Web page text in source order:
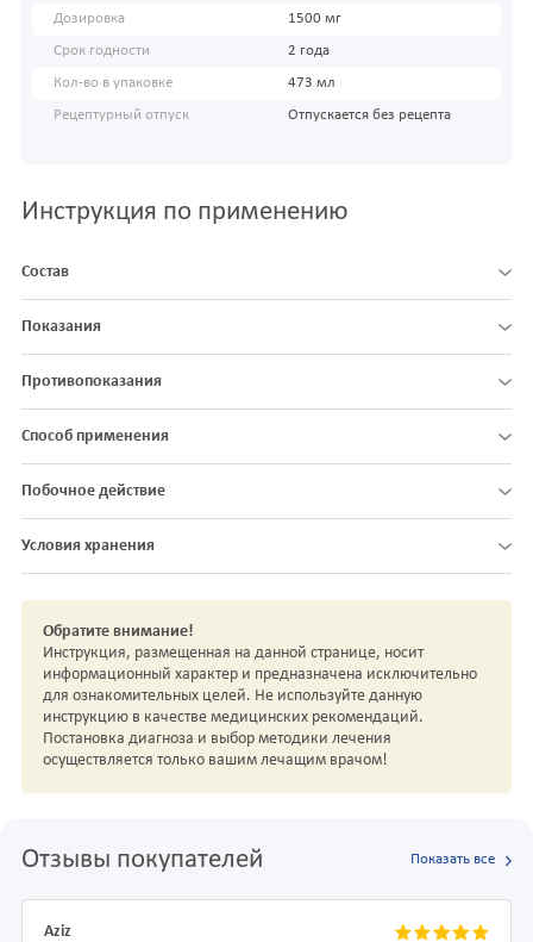
Дозировка 1500 мг
Срок годности 2 года
Кол-во в упаковке 473 мл
Рецептурный отпуск Отпускается без рецепта
Инструкция по применению
Состав
Показания
Противопоказания
Способ применения
Побочное действие
Условия хранения
Обратите внимание!
Инструкция, размещенная на данной странице, носит
информационный характер и предназначена исключительно
для ознакомительных целей. Не используйте данную
инструкцию в качестве медицинских рекомендаций.
Постановка диагноза и выбор методики лечения
осуществляется только вашим лечащим врачом!
Отзывы покупателей Показать все
Aziz